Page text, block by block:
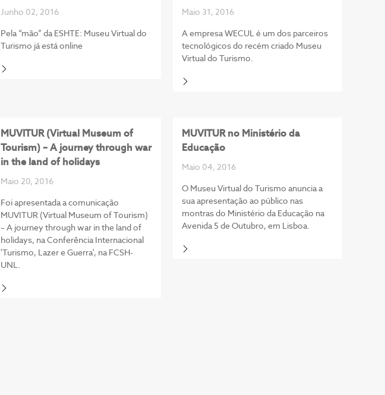
Junho 02, 2016
Pela “mão” da ESHTE: Museu Virtual do
Turismo já está online
Maio 31, 2016
A empresa WECUL é um dos parceiros
tecnológicos do recém criado Museu
Virtual do Turismo.
MUVITUR (Virtual Museum of
Tourism) – A journey through war
in the land of holidays
Maio 20, 2016
Foi apresentada a comunicação
MUVITUR (Virtual Museum of Tourism)
– A journey through war in the land of
holidays, na Conferência Internacional
'Turismo, Lazer e Guerra', na FCSH-
UNL.
MUVITUR no Ministério da
Educação
Maio 04, 2016
O Museu Virtual do Turismo anuncia a
sua apresentação ao público nas
montras do Ministério da Educação na
Avenida 5 de Outubro, em Lisboa.